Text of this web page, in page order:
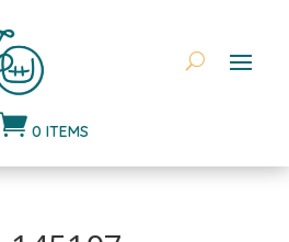
 0 ITEMS